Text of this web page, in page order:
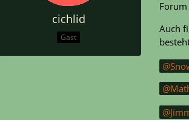
cichlid
Gast
Auch